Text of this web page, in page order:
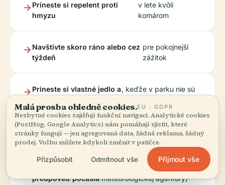
Prineste si repelent proti
hmyzu
v lete kvôli
komárom
Navštívte skoro ráno alebo cez
týždeň
pre pokojnejší
zážitok
Prineste si vlastné jedlo a, keďže v parku nie sú
Noste pohodlnú obuvna prechádzky/beh
predpoveď počasia
(predpoveď Japonskej
meteorologickej agentúry)
Malá prosba ohledně cookies.EU · GDPR
Nezbytné cookies zajišťují funkční navigaci. Analytické cookies
(PostHog, Google Analytics) nám pomáhají zjistit, které
stránky fungují — jen agregovaná data, žádná reklama, žádný
prodej. Volbu můžete kdykoli změnit v patičce.
Přizpůsobit Odmítnout vše Přijmout vše